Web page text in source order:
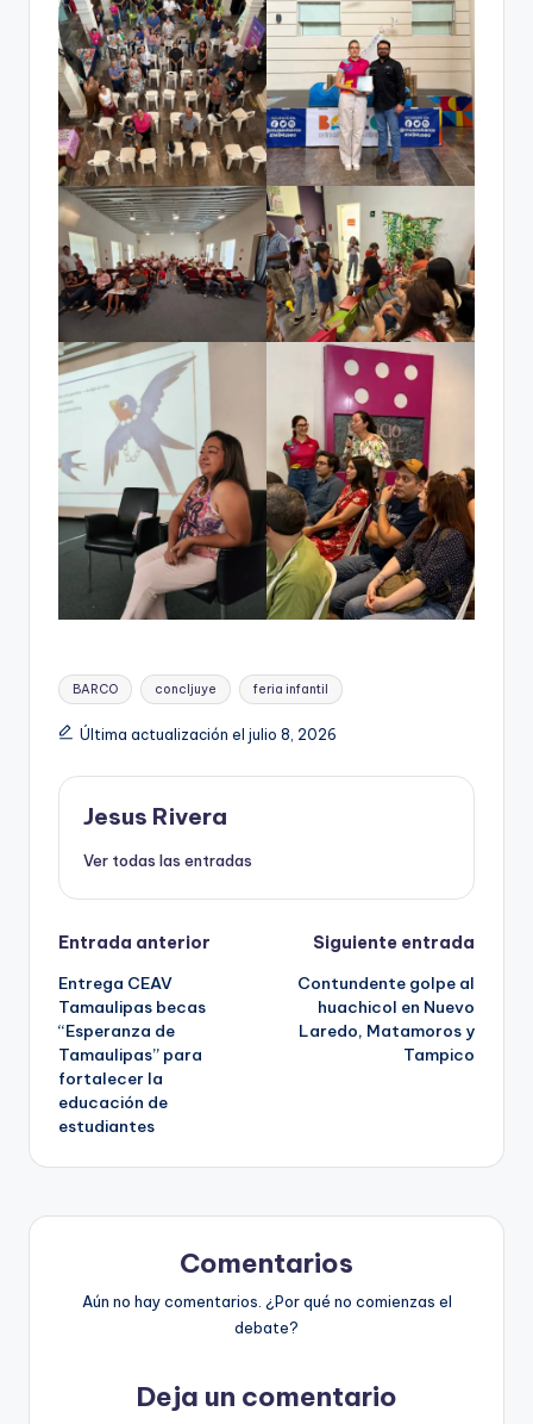
Etiquetas:
BARCO concljuye feria infantil
Última actualización el julio 8, 2026
Jesus Rivera
Ver todas las entradas
Navegación
de
entradas
Entrada anterior
Entrega CEAV
Tamaulipas becas
“Esperanza de
Tamaulipas” para
fortalecer la
educación de
estudiantes
Siguiente entrada
Contundente golpe al
huachicol en Nuevo
Laredo, Matamoros y
Tampico
Comentarios
Aún no hay comentarios. ¿Por qué no comienzas el
debate?
Deja un comentario